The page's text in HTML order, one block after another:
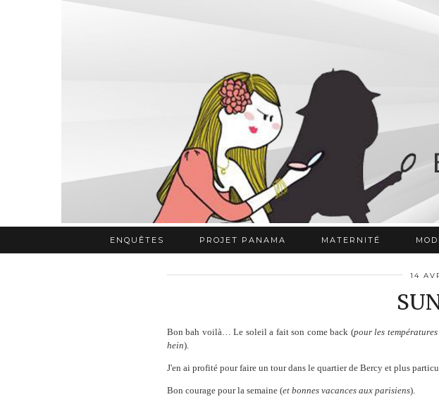
ENQUÊTES PROJET PANAMA MATERNITÉ
14
Bon bah voilà… Le soleil a fait son come back (pour les
hein).
J'en ai profité pour faire un tour dans le quartier de Bercy et plus
Bon courage pour la semaine (et bonnes vacances aux parisiens).